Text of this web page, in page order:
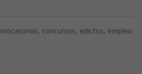
concursos, edictos, empleo